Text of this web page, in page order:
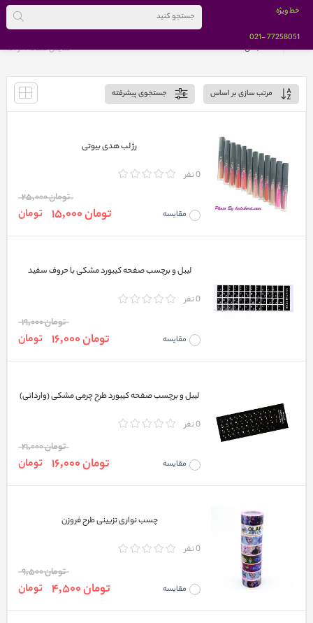
خط ویژه
77258051
-021
خانه
دسته بندی کالاها نمایش صفحه 1 از 151
مرتب سازی بر اساس جستجوی پیشرفته
رژ لب هدی بیوتی
0 نفر
مقایسه
تومان 25,000
تومان 15,000 تومان
لیبل و برچسب صفحه کیبورد مشکی با حروف سفید
0 نفر
مقایسه
تومان 19,000
تومان 16,000 تومان
لیبل و برچسب صفحه کیبورد طرح چرمی مشکی (وارداتی)
0 نفر
مقایسه
تومان 21,000
تومان 16,000 تومان
چسب نواری تزیینی طرح فروزن
0 نفر
مقایسه
تومان 9,500
تومان 4,500 تومان